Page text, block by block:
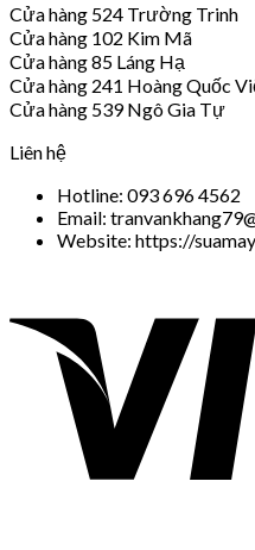
Cửa hàng 524 Trường Trinh
Cửa hàng 102 Kim Mã
Cửa hàng 85 Láng Hạ
Cửa hàng 241 Hoàng Quốc
Cửa hàng 539 Ngô Gia Tự
Liên hệ
Hotline: 093 696 4562
Email:
Website: https://